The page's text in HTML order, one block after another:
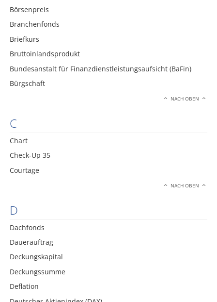
Börsenpreis
Branchenfonds
Briefkurs
Bruttoinlandsprodukt
Bundesanstalt für Finanzdienstleistungsaufsicht (BaFin)
Bürgschaft
NACH OBEN
C
Chart
Check-Up 35
Courtage
NACH OBEN
D
Dachfonds
Dauerauftrag
Deckungskapital
Deckungssumme
Deflation